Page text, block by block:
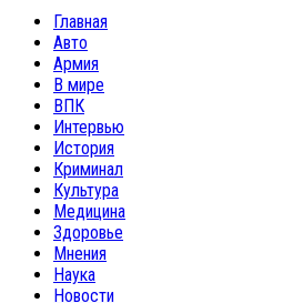
Главная
Авто
Армия
В мире
ВПК
Интервью
История
Криминал
Культура
Медицина
Здоровье
Мнения
Наука
Новости